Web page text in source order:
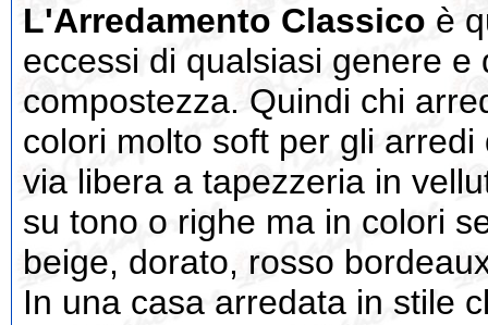
L'Arredamento Classico è
eccessi di qualsiasi genere e
compostezza. Quindi chi
colori molto soft per gli
via libera a tapezzeria in
su tono o righe ma in colori
beige, dorato, rosso
In una casa arredata in stile